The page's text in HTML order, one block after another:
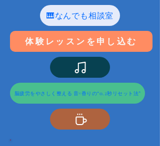
🎹なんでも相談室
体験レッスンを申し込む
脳疲労をやさしく整える 音×香りの“0.2秒リセット法”